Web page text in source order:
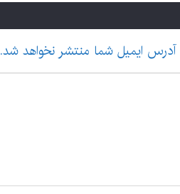
آدرس ایمیل شما منتشر نخواهد شد.